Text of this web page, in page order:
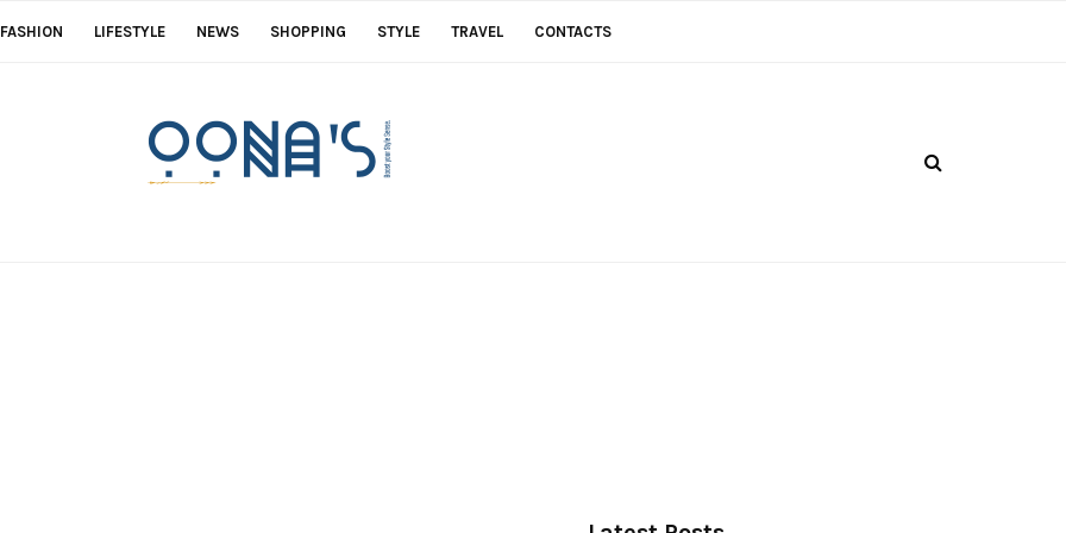
FASHION LIFESTYLE NEWS SHOPPING STYLE TRAVEL CONTACTS